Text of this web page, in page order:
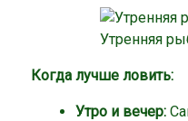
Утренняя
Когда лучше ловить:
Утро и вечер: